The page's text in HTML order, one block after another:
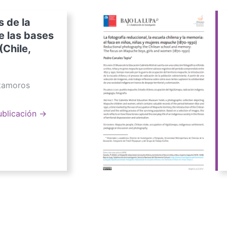
de la
las bases
→